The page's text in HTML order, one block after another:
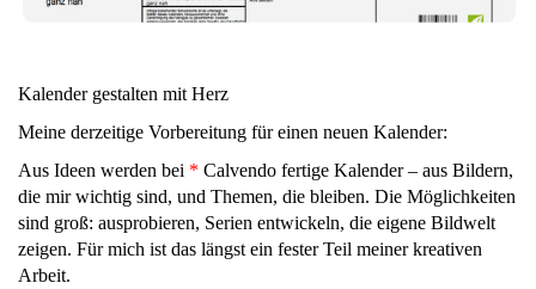
Kalender gestalten mit Herz
Meine derzeitige Vorbereitung für einen neuen Kalender:
Aus Ideen werden bei * Calvendo fertige Kalender – aus Bildern,
die mir wichtig sind, und Themen, die bleiben. Die Möglichkeiten
sind groß: ausprobieren, Serien entwickeln, die eigene Bildwelt
zeigen. Für mich ist das längst ein fester Teil meiner kreativen
Arbeit.